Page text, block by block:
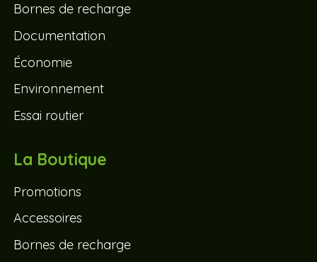
Bornes de recharge
Documentation
Économie
Environnement
Essai routier
La Boutique
Promotions
Accessoires
Bornes de recharge